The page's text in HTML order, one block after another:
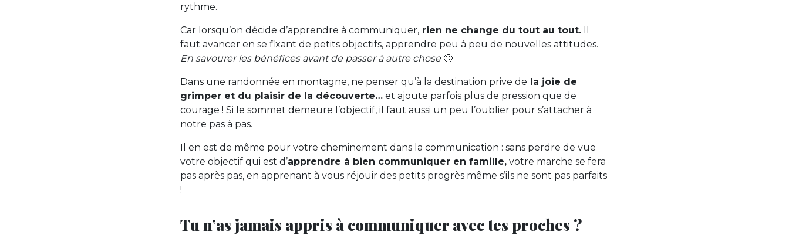
rythme.
Car lorsqu’on décide d’apprendre à communiquer, rien ne change du tout au tout. Il
faut avancer en se fixant de petits objectifs, apprendre peu à peu de nouvelles attitudes.
En savourer les bénéfices avant de passer à autre chose🙂
Dans une randonnée en montagne, ne penser qu’à la destination prive de la joie de
grimper et du plaisir de la découverte… et ajoute parfois plus de pression que de
courage ! Si le sommet demeure l’objectif, il faut aussi un peu l’oublier pour s’attacher à
notre pas à pas.
Il en est de même pour votre cheminement dans la communication : sans perdre de vue
votre objectif qui est d’apprendre à bien communiquer en famille, votre marche se fera
pas après pas, en apprenant à vous réjouir des petits progrès même s’ils ne sont pas parfaits
!
Tu n’as jamais appris à communiquer avec tes proches ?